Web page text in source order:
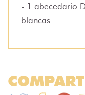
- 1 abecedario
blancas